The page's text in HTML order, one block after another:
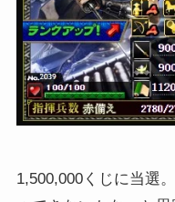
1,500,000くじに当選